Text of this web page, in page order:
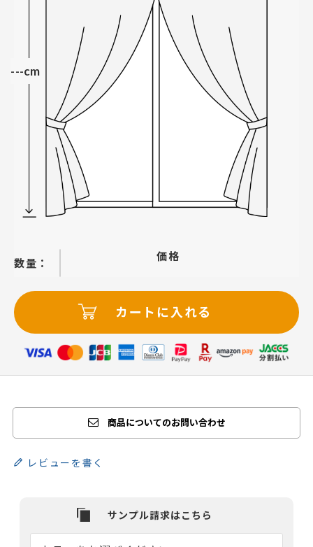
---cm
価格
カートに入れる
商品についてのお問い合わせ
レビューを書く